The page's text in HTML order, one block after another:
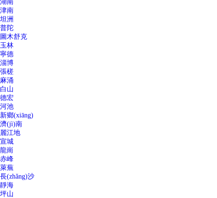
湖南
津南
坦洲
普陀
圖木舒克
玉林
寧德
淄博
張槎
麻涌
白山
德宏
河池
新鄉(xiāng)
濟(jì)南
麗江地
宣城
龍崗
赤峰
萊蕪
長(zhǎng)沙
靜海
坪山